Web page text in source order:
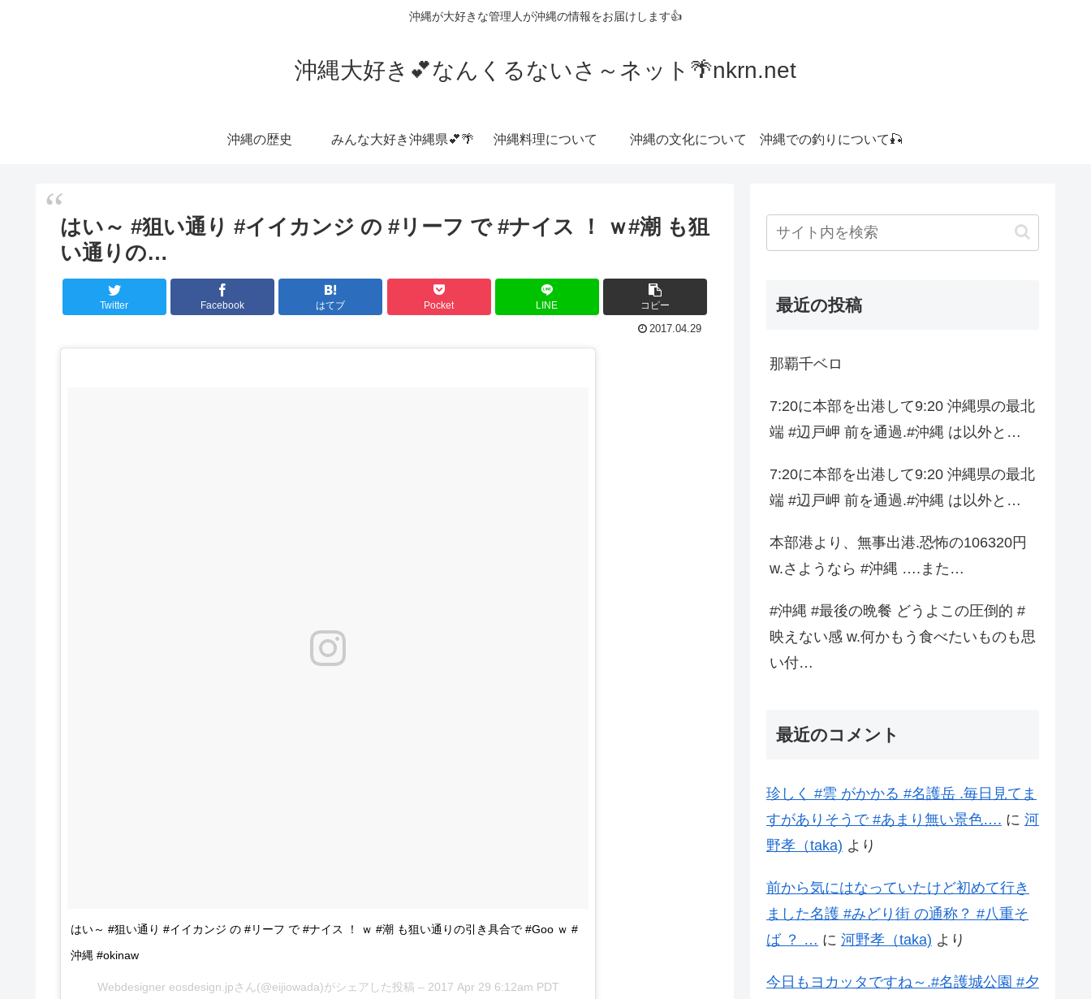
沖縄が大好きな管理人が沖縄の情報をお届けします👍
沖縄大好き💕なんくるないさ～ネット🌴nkrn.net
沖縄の歴史 みんな大好き沖縄県💕🌴 沖縄料理について 沖縄の文化について 沖縄での釣りについて🎣
はい～ #狙い通り #イイカンジ の #リーフ で #ナイス ！ ｗ#潮 も狙
い通りの…
Twitter Facebook はてブ Pocket LINE コピー
2017.04.29
はい～ #狙い通り #イイカンジ の #リーフ で #ナイス ！ ｗ #潮 も狙い通りの引き具合で #Goo ｗ #
沖縄 #okinaw
Webdesigner eosdesign.jpさん(@eijiowada)がシェアした投稿 – 2017 Apr 29 6:12am PDT
最近の投稿
那覇千ベロ
7:20に本部を出港して9:20 沖縄県の最北
端 #辺戸岬 前を通過.#沖縄 は以外と…
7:20に本部を出港して9:20 沖縄県の最北
端 #辺戸岬 前を通過.#沖縄 は以外と…
本部港より、無事出港.恐怖の106320円
w.さようなら #沖縄 ….また…
#沖縄 #最後の晩餐 どうよこの圧倒的 #
映えない感 w.何かもう食べたいものも思
い付…
最近のコメント
珍しく #雲 がかかる #名護岳 .毎日見てま
すがありそうで #あまり無い景色…. に 河
野孝（taka) より
前から気にはなっていたけど初めて行き
ました名護 #みどり街 の通称？ #八重そ
ば ？ … に 河野孝（taka) より
今日もヨカッタですね～.#名護城公園 #夕